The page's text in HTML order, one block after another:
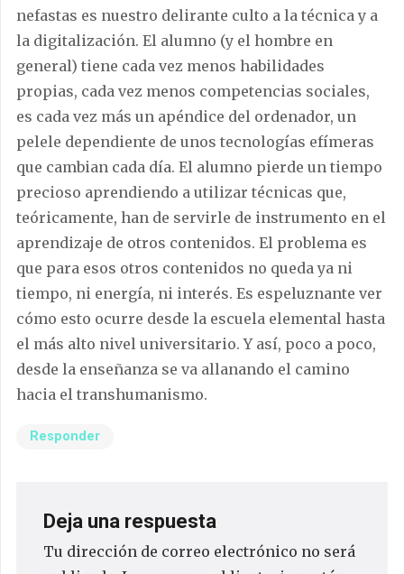
nefastas es nuestro delirante culto a la técnica y a
la digitalización. El alumno (y el hombre en
general) tiene cada vez menos habilidades
propias, cada vez menos competencias sociales,
es cada vez más un apéndice del ordenador, un
pelele dependiente de unos tecnologías efímeras
que cambian cada día. El alumno pierde un tiempo
precioso aprendiendo a utilizar técnicas que,
teóricamente, han de servirle de instrumento en el
aprendizaje de otros contenidos. El problema es
que para esos otros contenidos no queda ya ni
tiempo, ni energía, ni interés. Es espeluznante ver
cómo esto ocurre desde la escuela elemental hasta
el más alto nivel universitario. Y así, poco a poco,
desde la enseñanza se va allanando el camino
hacia el transhumanismo.
Responder
Deja una respuesta
Tu dirección de correo electrónico no será